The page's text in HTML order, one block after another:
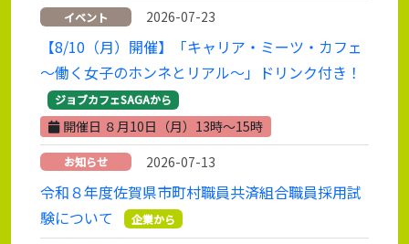
イベント 2026-07-23
【8/10（月）開催】「キャリア・ミーツ・カフェ
～働く女子のホンネとリアル～」ドリンク付き！
ジョブカフェSAGAから
開催日 ８月10日（月）13時～15時
お知らせ 2026-07-13
令和８年度佐賀県市町村職員共済組合職員採用試
験について
企業から